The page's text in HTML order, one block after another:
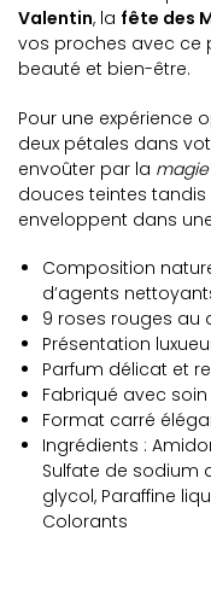
Valentin, la fête des
vos proches avec ce
beauté et bien-être.
Pour une expérience
deux pétales dans
envoûter par la
douces teintes
enveloppent dans
Composition
d’agents
9 roses rouges au
Présentation
Parfum délicat et
Fabriqué avec soin
Format carré
Ingrédients :
Sulfate de sodium
glycol, Paraffine
Colorants